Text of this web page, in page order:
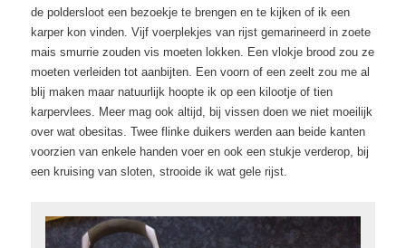
de poldersloot een bezoekje te brengen en te kijken of ik een
karper kon vinden. Vijf voerplekjes van rijst gemarineerd in zoete
mais smurrie zouden vis moeten lokken. Een vlokje brood zou ze
moeten verleiden tot aanbijten. Een voorn of een zeelt zou me al
blij maken maar natuurlijk hoopte ik op een kilootje of tien
karpervlees. Meer mag ook altijd, bij vissen doen we niet moeilijk
over wat obesitas. Twee flinke duikers werden aan beide kanten
voorzien van enkele handen voer en ook een stukje verderop, bij
een kruising van sloten, strooide ik wat gele rijst.